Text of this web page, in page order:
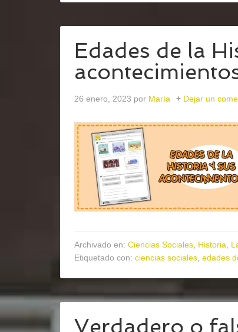
Edades de la
26 enero, 2023 por María Dejar un
Archivado en: Ciencias Sociales Historia
Etiquetado con: ciencias sociales edades
Verdadero o